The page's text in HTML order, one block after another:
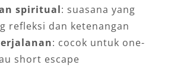
spiritual: suasana yang
refleksi dan ketenangan
: cocok untuk one-
short escape